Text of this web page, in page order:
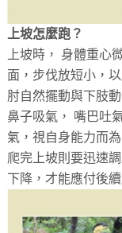
上坡怎麼跑？
上坡時， 身體重心
面，步伐放短小，
肘自然擺動與下肢
鼻子吸氣， 嘴巴吐
氣，視自身能力而
爬完上坡則要迅速
下降，才能應付後續